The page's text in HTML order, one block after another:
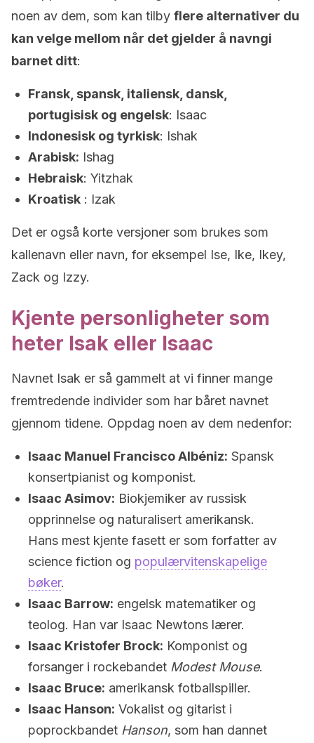
noen av dem, som kan tilby flere alternativer du
kan velge mellom når det gjelder å navngi
barnet ditt:
Fransk, spansk, italiensk, dansk,
portugisisk og engelsk: Isaac
Indonesisk og tyrkisk: Ishak
Arabisk: Ishag
Hebraisk: Yitzhak
Kroatisk : Izak
Det er også korte versjoner som brukes som
kallenavn eller navn, for eksempel Ise, Ike, Ikey,
Zack og Izzy.
Kjente personligheter som
heter Isak eller Isaac
Navnet Isak er så gammelt at vi finner mange
fremtredende individer som har båret navnet
gjennom tidene. Oppdag noen av dem nedenfor:
Isaac Manuel Francisco Albéniz: Spansk
konsertpianist og komponist.
Isaac Asimov: Biokjemiker av russisk
opprinnelse og naturalisert amerikansk.
Hans mest kjente fasett er som forfatter av
science fiction og populærvitenskapelige
bøker.
Isaac Barrow: engelsk matematiker og
teolog. Han var Isaac Newtons lærer.
Isaac Kristofer Brock: Komponist og
forsanger i rockebandet Modest Mouse.
Isaac Bruce: amerikansk fotballspiller.
Isaac Hanson: Vokalist og gitarist i
poprockbandet Hanson, som han dannet